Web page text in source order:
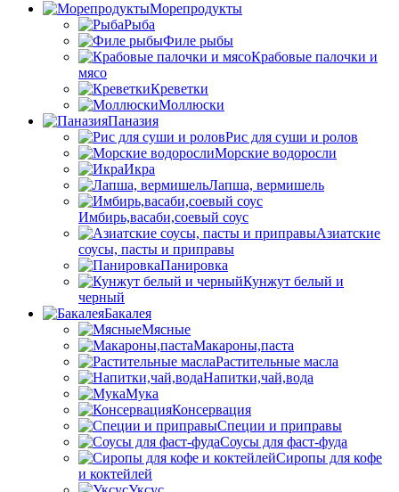
Морепродукты
Рыба
Филе рыбы
Крабовые палочки и
мясо
Креветки
Моллюски
Паназия
Рис для суши и ролов
Морские водоросли
Икра
Лапша, вермишель
Имбирь,васаби,соевый соус
Азиатские
соусы, пасты и приправы
Панировка
Кунжут белый и
черный
Бакалея
Мясные
Макароны,паста
Растительные масла
Напитки,чай,вода
Мука
Консервация
Специи и приправы
Соусы для фаст-фуда
Сиропы для кофе
и коктейлей